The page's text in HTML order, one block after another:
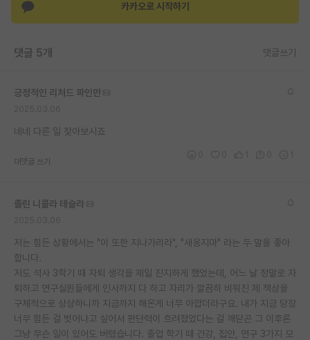
카카오로 시작하기
댓글 5개 댓글쓰기
긍정적인 리처드 파인만
네네 다른 일 찾아보시죠
대댓글 쓰기
졸린 니콜라 테슬라
저는 힘든 상황에서는 "이 또한 지나가리라", "새옹지마" 라는 두 말을 좋아
합니다.
저도 석사 3학기 때 자퇴 생각을 제일 진지하게 했었는데, 어느 날 정말로 자
퇴하고 연구실원들에게 인사까지 다 하고 자리가 깔끔히 비워진 제 책상을
구체적으로 상상하니까 지금까지 해온게 너무 아깝더라구요. 내가 지금 당장
너무 힘든 걸 벗어나고 싶어서 판단력이 흐려졌었다는 걸 깨닫곤 그 이후론
그냥 무슨 일이 있어도 버텼습니다. 졸업 학기 때 건강, 집안, 연구 3가지 모